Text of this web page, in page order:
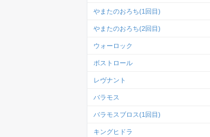
やまたのおろち(1回目)
やまたのおろち(2回目)
ウォーロック
ボストロール
レヴナント
バラモス
バラモスブロス(1回目)
キングヒドラ